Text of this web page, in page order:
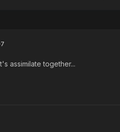
assimilate together...